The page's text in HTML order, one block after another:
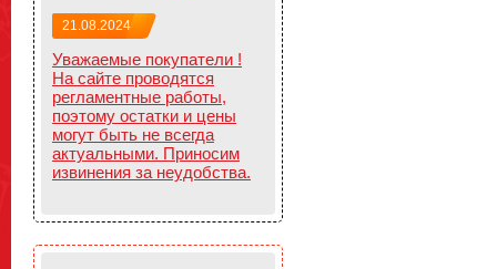
21.08.2024
Уважаемые покупатели !
На сайте проводятся
регламентные работы,
поэтому остатки и цены
могут быть не всегда
актуальными. Приносим
извинения за неудобства.